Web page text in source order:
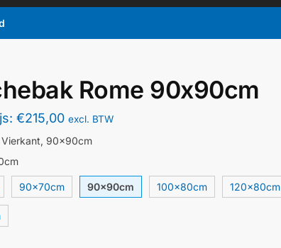
Rome 90x90cm
€215,00 excl. BTW
Vierkant, 90x90cm
90x70cm 90x90cm 100x80cm 120×80cm